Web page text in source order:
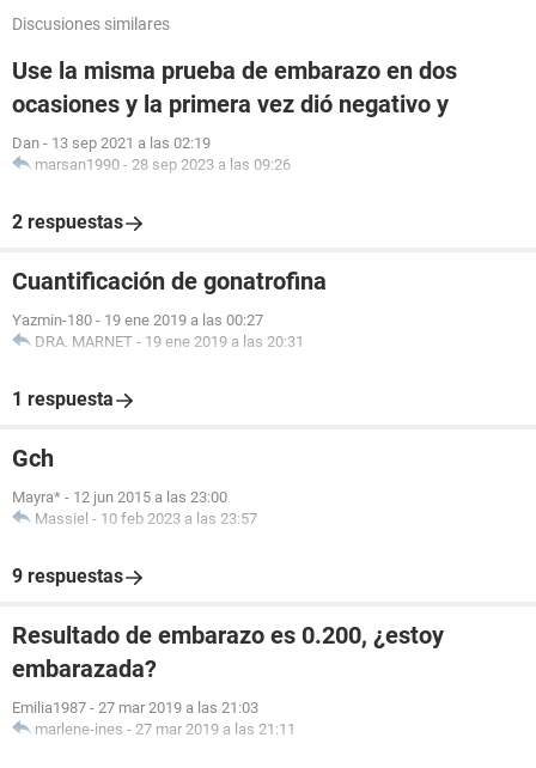
Discusiones similares
Use la misma prueba de embarazo en dos
ocasiones y la primera vez dió negativo y
Dan - 13 sep 2021 a las 02:19
marsan1990 - 28 sep 2023 a las 09:26
2 respuestas
Cuantificación de gonatrofina
Yazmin-180 - 19 ene 2019 a las 00:27
DRA. MARNET - 19 ene 2019 a las 20:31
1 respuesta
Gch
Mayra* - 12 jun 2015 a las 23:00
Massiel - 10 feb 2023 a las 23:57
9 respuestas
Resultado de embarazo es 0.200, ¿estoy
embarazada?
Emilia1987 - 27 mar 2019 a las 21:03
marlene-ines - 27 mar 2019 a las 21:11